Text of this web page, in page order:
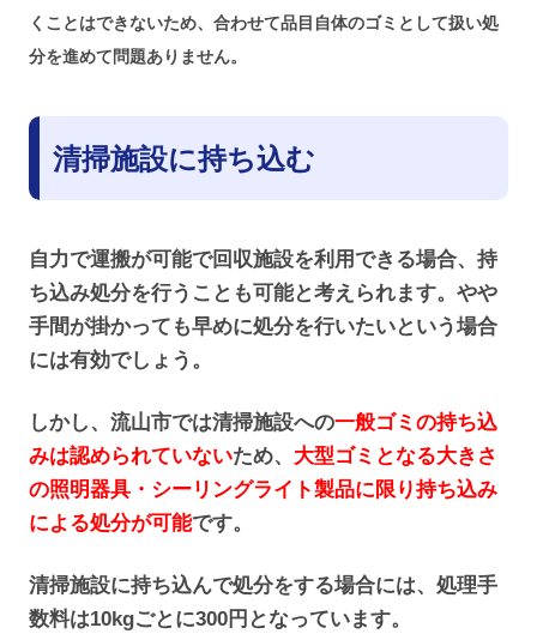
くことはできないため、合わせて品目自体のゴミとして扱い処
分を進めて問題ありません。
清掃施設に持ち込む
自力で運搬が可能で回収施設を利用できる場合、持
ち込み処分を行うことも可能と考えられます。やや
手間が掛かっても早めに処分を行いたいという場合
には有効でしょう。
しかし、流山市では清掃施設への一般ゴミの持ち込
みは認められていないため、 大型ゴミとなる大きさ
の照明器具・シーリングライト製品に限り持ち込み
による処分が可能です。
清掃施設に持ち込んで処分をする場合には、処理手
数料は10kgごとに300円となっています。